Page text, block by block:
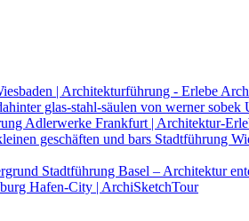
| Architekturführung - Erlebe
Adlerwerke Frankfurt | Architektur-
Stadtführung
Stadtführung Basel – Architektur
Hafen-City | ArchiSketchTour